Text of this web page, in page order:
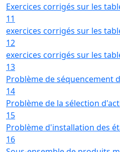
Exercices corrigés sur les
11
exercices corrigés sur les
12
exercices corrigés sur les
13
Problème de séquencement
14
Problème de la sélection
15
Problème d'installation des
16